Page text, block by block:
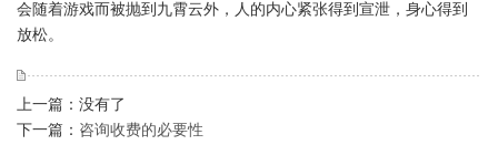
会随着游戏而被抛到九霄云外，人的内心紧张得到宣泄，身心得到
放松。
上一篇：没有了
下一篇： 咨询收费的必要性